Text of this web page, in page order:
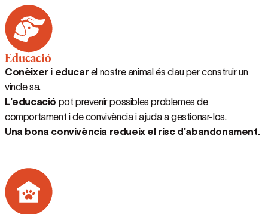
Educació
Conèixer i educar el nostre animal és clau per construir un
vincle sa.
L'educació pot prevenir possibles problemes de
comportament i de convivència i ajuda a gestionar-los.
Una bona convivència redueix el risc d'abandonament.